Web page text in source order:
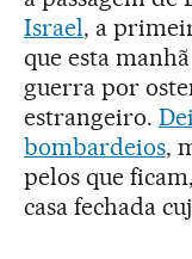
Israel, a
que esta
guerra por
estrangeiro.
bombardeios,
pelos que
casa fechada